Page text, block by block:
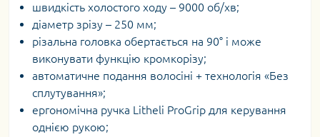
швидкість холостого ходу – 9000 об/хв;
діаметр зрізу – 250 мм;
різальна головка обертається на 90° і може
виконувати функцію кромкорізу;
автоматичне подання волосіні + технологія «Без
сплутування»;
ергономічна ручка Litheli ProGrip для керування
однією рукою;